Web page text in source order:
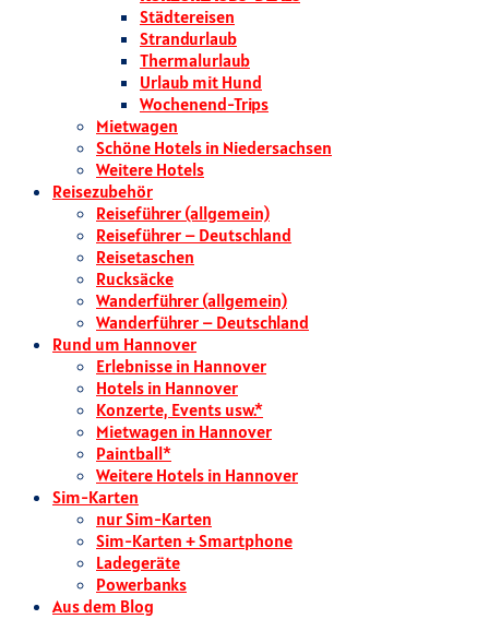
Städtereisen
Strandurlaub
Thermalurlaub
Urlaub mit Hund
Wochenend-Trips
Mietwagen
Schöne Hotels in Niedersachsen
Weitere Hotels
Reisezubehör
Reiseführer (allgemein)
Reiseführer – Deutschland
Reisetaschen
Rucksäcke
Wanderführer (allgemein)
Wanderführer – Deutschland
Rund um Hannover
Erlebnisse in Hannover
Hotels in Hannover
Konzerte, Events usw.*
Mietwagen in Hannover
Paintball*
Weitere Hotels in Hannover
Sim-Karten
nur Sim-Karten
Sim-Karten + Smartphone
Ladegeräte
Powerbanks
Aus dem Blog